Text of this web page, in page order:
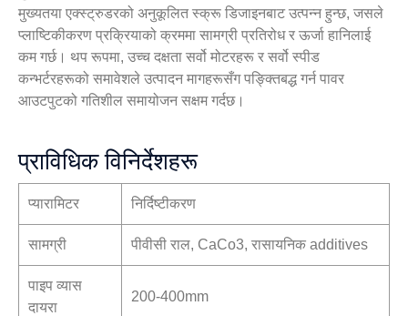
मुख्यतया एक्स्ट्रुडरको अनुकूलित स्क्रू डिजाइनबाट उत्पन्न हुन्छ, जसले
प्लाष्टिकीकरण प्रक्रियाको क्रममा सामग्री प्रतिरोध र ऊर्जा हानिलाई
कम गर्छ। थप रूपमा, उच्च दक्षता सर्वो मोटरहरू र सर्वो स्पीड
कन्भर्टरहरूको समावेशले उत्पादन मागहरूसँग पङ्क्तिबद्ध गर्न पावर
आउटपुटको गतिशील समायोजन सक्षम गर्दछ।
प्राविधिक विनिर्देशहरू
प्यारामिटर निर्दिष्टीकरण
सामग्री पीवीसी राल, CaCo3, रासायनिक additives
पाइप व्यास
दायरा
200-400mm